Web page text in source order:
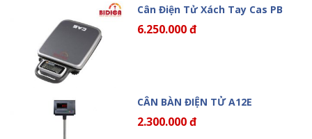
Cân Điện Tử Xách Tay Cas PB
6.250.000 đ
CÂN BÀN ĐIỆN TỬ A12E
2.300.000 đ